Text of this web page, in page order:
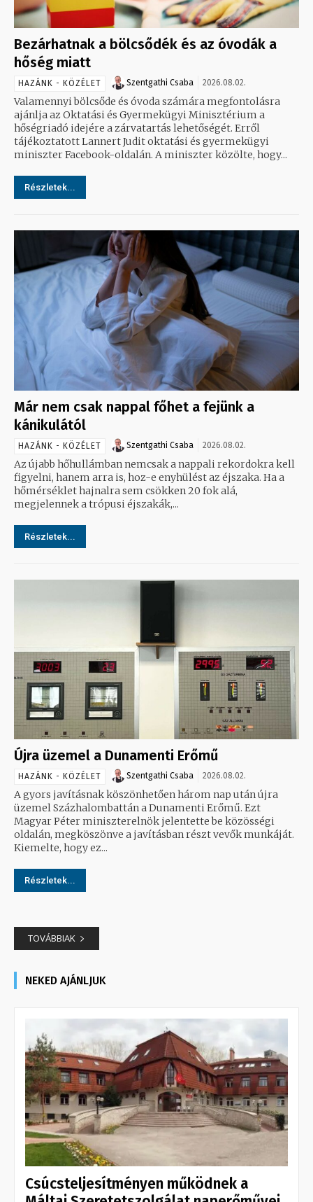
Bezárhatnak a bölcsődék és az óvodák a
hőség miatt
HAZÁNK - KÖZÉLET Szentgathi Csaba 2026.08.02.
Valamennyi bölcsőde és óvoda számára megfontolásra
ajánlja az Oktatási és Gyermekügyi Minisztérium a
hőségriadó idejére a zárvatartás lehetőségét. Erről
tájékoztatott Lannert Judit oktatási és gyermekügyi
miniszter Facebook-oldalán. A miniszter közölte, hogy...
Részletek...
Már nem csak nappal főhet a fejünk a
kánikulától
HAZÁNK - KÖZÉLET Szentgathi Csaba 2026.08.02.
Az újabb hőhullámban nemcsak a nappali rekordokra kell
figyelni, hanem arra is, hoz-e enyhülést az éjszaka. Ha a
hőmérséklet hajnalra sem csökken 20 fok alá,
megjelennek a trópusi éjszakák,...
Részletek...
Újra üzemel a Dunamenti Erőmű
HAZÁNK - KÖZÉLET Szentgathi Csaba 2026.08.02.
A gyors javításnak köszönhetően három nap után újra
üzemel Százhalombattán a Dunamenti Erőmű. Ezt
Magyar Péter miniszterelnök jelentette be közösségi
oldalán, megköszönve a javításban részt vevők munkáját.
Kiemelte, hogy ez...
Részletek...
TOVÁBBIAK
NEKED AJÁNLJUK
Csúcsteljesítményen működnek a